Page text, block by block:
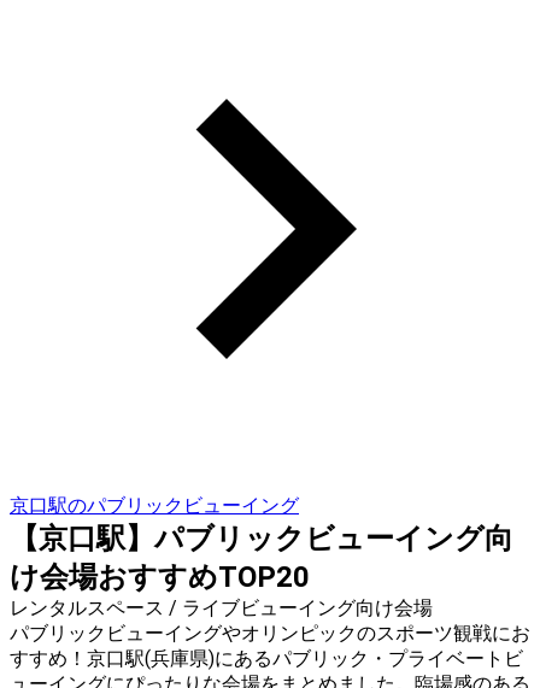
京口駅のパブリックビューイング
【京口駅】パブリックビューイング向
け会場おすすめTOP20
レンタルスペース / ライブビューイング向け会場
パブリックビューイングやオリンピックのスポーツ観戦にお
すすめ！京口駅(兵庫県)にあるパブリック・プライベートビ